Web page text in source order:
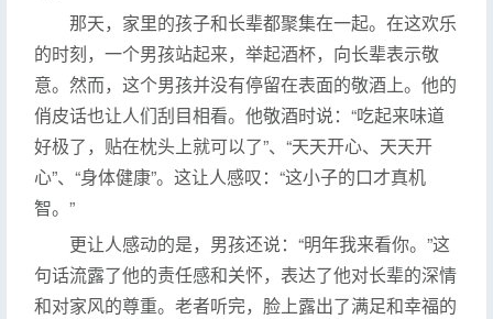
那天，家里的孩子和长辈都聚集在一起。在这欢乐
的时刻，一个男孩站起来，举起酒杯，向长辈表示敬
意。然而，这个男孩并没有停留在表面的敬酒上。他的
俏皮话也让人们刮目相看。他敬酒时说：“吃起来味道
好极了，贴在枕头上就可以了”、“天天开心、天天开
心”、“身体健康”。这让人感叹：“这小子的口才真机
智。”
更让人感动的是，男孩还说：“明年我来看你。”这
句话流露了他的责任感和关怀，表达了他对长辈的深情
和对家风的尊重。老者听完，脸上露出了满足和幸福的